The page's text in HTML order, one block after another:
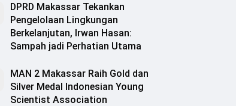
DPRD Makassar Tekankan
Pengelolaan Lingkungan
Berkelanjutan, Irwan Hasan:
Sampah jadi Perhatian Utama
MAN 2 Makassar Raih Gold dan
Silver Medal Indonesian Young
Scientist Association